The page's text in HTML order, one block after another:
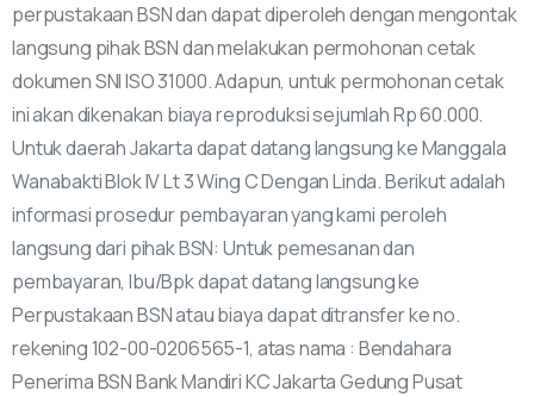
perpustakaan BSN dan dapat diperoleh dengan mengontak
langsung pihak BSN dan melakukan permohonan cetak
dokumen SNI ISO 31000. Adapun, untuk permohonan cetak
ini akan dikenakan biaya reproduksi sejumlah Rp 60.000.
Untuk daerah Jakarta dapat datang langsung ke Manggala
Wanabakti Blok IV Lt 3 Wing C Dengan Linda. Berikut adalah
informasi prosedur pembayaran yang kami peroleh
langsung dari pihak BSN: Untuk pemesanan dan
pembayaran, Ibu/Bpk dapat datang langsung ke
Perpustakaan BSN atau biaya dapat ditransfer ke no.
rekening 102-00-0206565-1, atas nama : Bendahara
Penerima BSN Bank Mandiri KC Jakarta Gedung Pusat